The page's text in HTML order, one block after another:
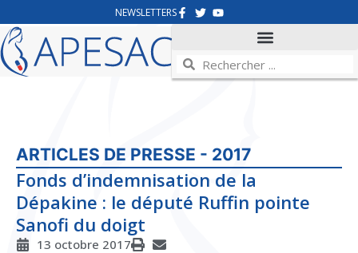
NEWSLETTERS
ARTICLES DE PRESSE - 2017
Fonds d’indemnisation de la
Dépakine : le député Ruffin pointe
Sanofi du doigt
13 octobre 2017